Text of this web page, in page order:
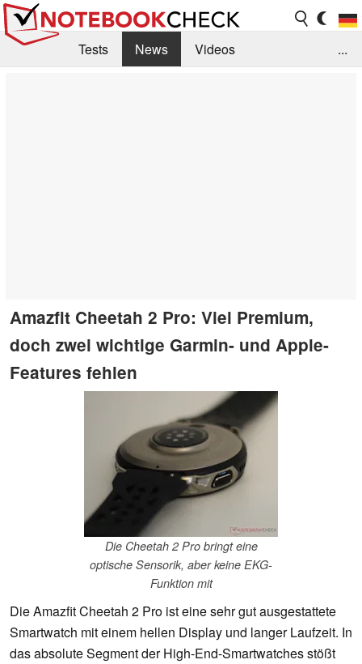
Tests News
Videos
...
Amazfit Cheetah 2 Pro: Viel Premium,
doch zwei wichtige Garmin- und Apple-
Features fehlen
Die Cheetah 2 Pro bringt eine
optische Sensorik, aber keine EKG-
Funktion mit
Die Amazfit Cheetah 2 Pro ist eine sehr gut ausgestattete
Smartwatch mit einem hellen Display und langer Laufzeit. In
das absolute Segment der High-End-Smartwatches stößt